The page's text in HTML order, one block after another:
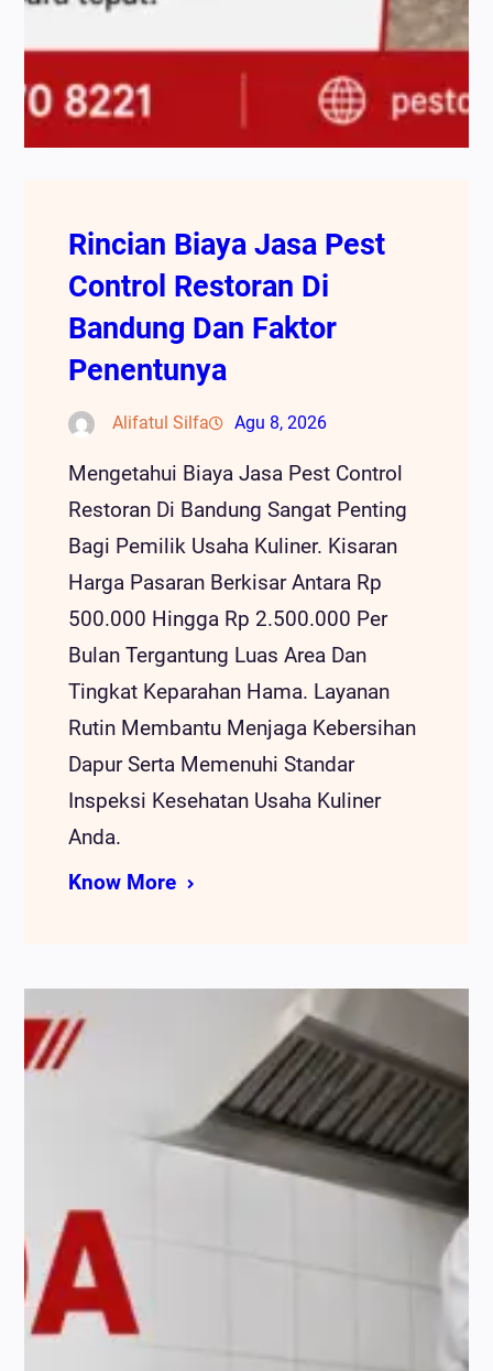
Rincian Biaya Jasa Pest
Control Restoran Di
Bandung Dan Faktor
Penentunya
Alifatul Silfa Agu 8, 2026
Mengetahui Biaya Jasa Pest Control
Restoran Di Bandung Sangat Penting
Bagi Pemilik Usaha Kuliner. Kisaran
Harga Pasaran Berkisar Antara Rp
500.000 Hingga Rp 2.500.000 Per
Bulan Tergantung Luas Area Dan
Tingkat Keparahan Hama. Layanan
Rutin Membantu Menjaga Kebersihan
Dapur Serta Memenuhi Standar
Inspeksi Kesehatan Usaha Kuliner
Anda.
Know More